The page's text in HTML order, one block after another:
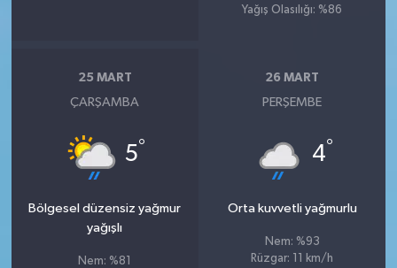
Yağış Olasılığı: %86
25 MART
ÇARŞAMBA
5°
Bölgesel düzensiz yağmur
yağışlı
Nem: %81
26 MART
PERŞEMBE
4°
Orta kuvvetli yağmurlu
Nem: %93
Rüzgar: 11 km/h